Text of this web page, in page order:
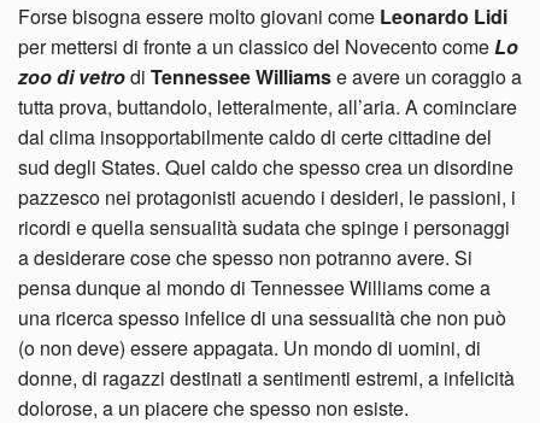
Forse bisogna essere molto giovani come Leonardo Lidi
per mettersi di fronte a un classico del Novecento comeLo
zoo di vetrodi Tennessee Williamse avere un coraggio a
tutta prova, buttandolo, letteralmente, all’aria. A cominciare
dal clima insopportabilmente caldo di certe cittadine del
sud degli States. Quel caldo che spesso crea un disordine
pazzesco nei protagonisti acuendo i desideri, le passioni, i
ricordi e quella sensualità sudata che spinge i personaggi
a desiderare cose che spesso non potranno avere. Si
pensa dunque al mondo di Tennessee Williams come a
una ricerca spesso infelice di una sessualità che non può
(o non deve) essere appagata. Un mondo di uomini, di
donne, di ragazzi destinati a sentimenti estremi, a infelicità
dolorose, a un piacere che spesso non esiste.